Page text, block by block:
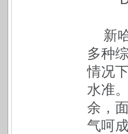
新
多种
情况
水准
余，
气呵成